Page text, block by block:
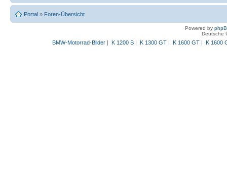
Portal » Foren-Übersicht
Powered by
Deutsche
BMW-Motorrad-Bilder| K 1200 S| K 1300 GT| K 1600 GT| K 1600